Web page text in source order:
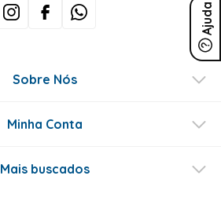
Ajuda
Sobre Nós
Minha Conta
Mais buscados